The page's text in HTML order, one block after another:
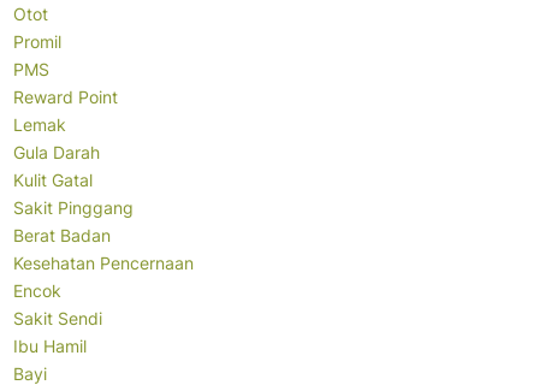
Otot
Promil
PMS
Reward Point
Lemak
Gula Darah
Kulit Gatal
Sakit Pinggang
Berat Badan
Kesehatan Pencernaan
Encok
Sakit Sendi
Ibu Hamil
Bayi